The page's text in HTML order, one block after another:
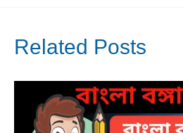
Related Posts
Apr
9